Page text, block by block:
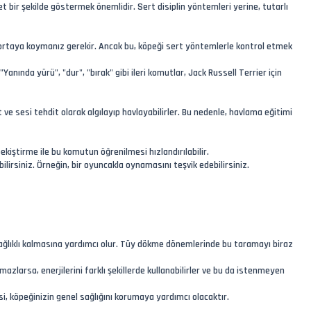
bir şekilde göstermek önemlidir. Sert disiplin yöntemleri yerine, tutarlı
koymanız gerekir. Ancak bu, köpeği sert yöntemlerle kontrol etmek
yürü", "dur", "bırak" gibi ileri komutlar, Jack Russell Terrier için
sesi tehdit olarak algılayıp havlayabilirler. Bu nedenle, havlama eğitimi
ile bu komutun öğrenilmesi hızlandırılabilir.
Örneğin, bir oyuncakla oynamasını teşvik edebilirsiniz.
kalmasına yardımcı olur. Tüy dökme dönemlerinde bu taramayı biraz
enerjilerini farklı şekillerde kullanabilirler ve bu da istenmeyen
köpeğinizin genel sağlığını korumaya yardımcı olacaktır.